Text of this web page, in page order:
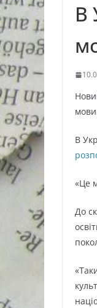
В
В
«Це
До